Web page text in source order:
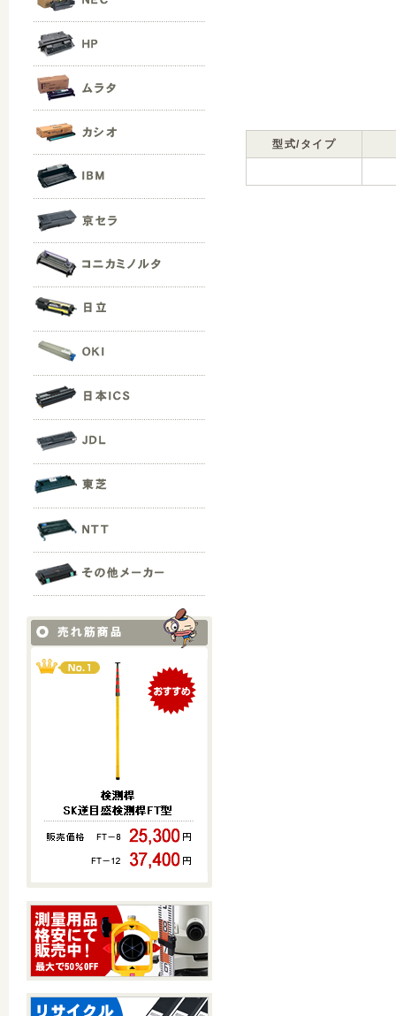
型式/タイプ